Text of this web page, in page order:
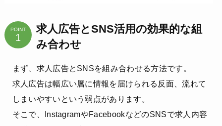
POINT
求人広告とSNS活用の効果的な組
み合わせ
まず、求人広告とSNSを組み合わせる方法です。
求人広告は幅広い層に情報を届けられる反面、流れて
しまいやすいという弱点があります。
そこで、InstagramやFacebookなどのSNSで求人内容